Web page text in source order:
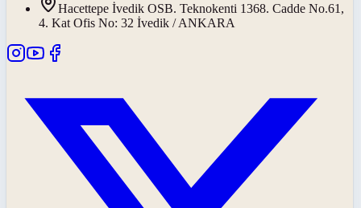
Hacettepe İvedik OSB. Teknokenti 1368. Cadde No.61,
4. Kat Ofis No: 32 İvedik / ANKARA